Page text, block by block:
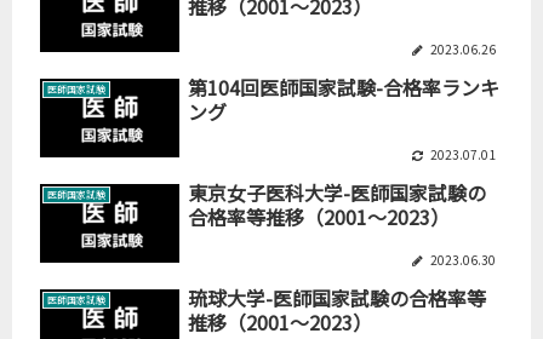
推移（2001～2023）
2023.06.26
医師国家試験
第104回医師国家試験-合格率ランキ
ング
2023.07.01
医師国家試験
東京女子医科大学-医師国家試験の
合格率等推移（2001～2023）
2023.06.30
医師国家試験
琉球大学-医師国家試験の合格率等
推移（2001～2023）